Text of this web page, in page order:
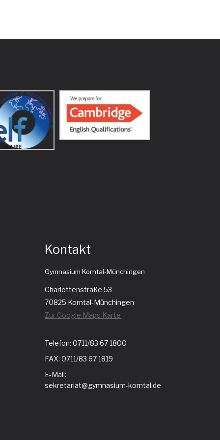
Kontakt
Gymnasium Korntal-Münchingen
Charlottenstraße 53
70825 Korntal-Münchingen
Zur Google Maps Karte
Telefon: 0711/83 67 1800
FAX: 0711/83 67 1819
E-Mail:
sekretariat@gymnasium-korntal.de